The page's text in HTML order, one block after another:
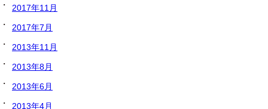
2017年11月
2017年7月
2013年11月
2013年8月
2013年6月
2013年4月